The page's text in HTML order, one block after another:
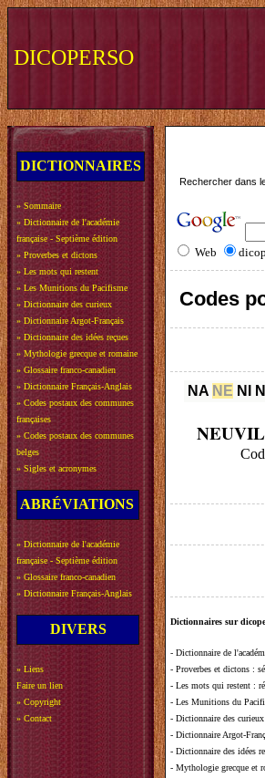
DICOPERSO
DICTIONNAIRES
» Sommaire
» Dictionnaire de l'académie
française - Septième édition
» Proverbes et dictons
» Les mots qui restent
» Les Munitions du Pacifisme
» Dictionnaire des curieux
» Dictionnaire Argot-Français
» Dictionnaire des idées reçues
» Mythologie grecque et romaine
» Glossaire franco-canadien
» Dictionnaire Français-Anglais
» Codes postaux des communes
françaises
» Codes postaux des communes
belges
» Sigles et acronymes
ABRÉVIATIONS
» Dictionnaire de l'académie
française - Septième édition
» Glossaire franco-canadien
» Dictionnaire Français-Anglais
DIVERS
» Liens
Faire un lien
» Copyright
» Contact
Rechercher dans
Web
Codes
NA NE NI
Dictionnaires sur
- Dictionnaire de
- Proverbes et dictons :
- Les mots qui restent :
- Les Munitions du
- Dictionnaire des curieux
- Dictionnaire Argot-
- Dictionnaire des idées
- Mythologie grecque et